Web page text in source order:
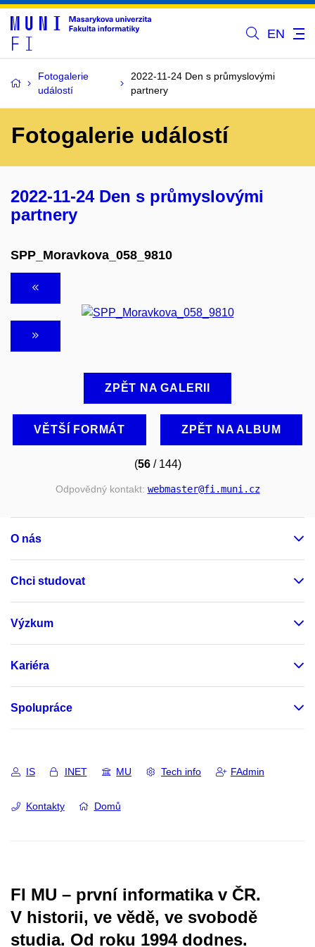
EN
Fotogalerie
událostí
2022-11-24 Den s průmyslovými
partnery
Fotogalerie událostí
2022-11-24 Den s průmyslovými
partnery
SPP_Moravkova_058_9810
ZPĚT NA GALERII
VĚTŠÍ FORMÁT ZPĚT NA ALBUM
(56/ 144)
Odpovědný kontakt: webmaster@fi.muni.cz
O nás
Chci studovat
Výzkum
Kariéra
Spolupráce
IS INET MU Tech info FAdmin
Kontakty Domů
FI MU – první informatika v ČR.
V historii, ve vědě, ve svobodě
studia. Od roku 1994 dodnes.